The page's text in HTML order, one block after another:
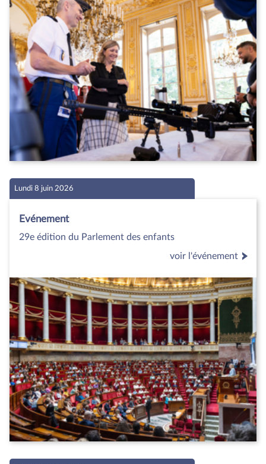
Lundi 8 juin 2026
Evénement
29e édition du Parlement des enfants
voir l'événement